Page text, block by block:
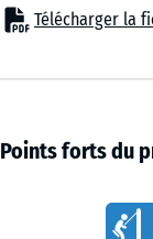
doivent être
applications
d’escalade
dans les cours
Structure et matériau
au polyuréthane.
Télécharger la
Points forts du
Caractéristiques